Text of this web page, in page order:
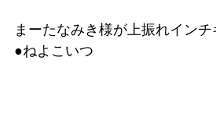
まーたなみき様が上振れイン
●ねよこいつ